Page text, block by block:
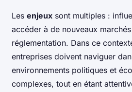
Les enjeux sont multiples :
accéder à de nouveaux
réglementation. Dans ce
entreprises doivent naviguer
environnements politiques et
complexes, tout en étant